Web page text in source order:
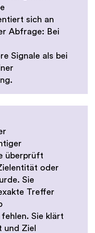
sich an
Abfrage: Bei
Signale als bei
überprüft
oder
Sie
Treffer
Sie klärt
und Ziel